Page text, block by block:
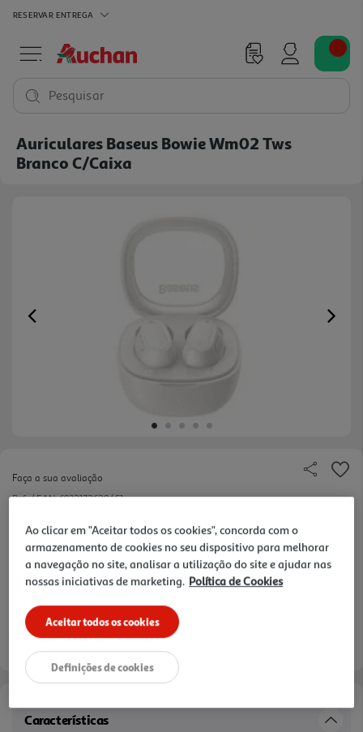
RESERVAR ENTREGA
Pesquisar
Auriculares Baseus Bowie Wm02 Tws
Branco C/caixa
Previous
Faça a sua avaliação
Ref. / EAN:6932172628451
22,99 €
Receba em casa a 11/08/2026, se encomendar até às 12h.
Características
Ao clicar em "Aceitar todos os cookies", concorda com o
armazenamento de cookies no seu dispositivo para melhorar
a navegação no site, analisar a utilização do site e ajudar nas
nossas iniciativas de marketing. Política de Cookies
Aceitar todos os cookies
Definições de cookies